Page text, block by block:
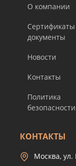
О компании
документы
Новости
Контакты
Политика
безопасности
КОНТАКТЫ
Москва,